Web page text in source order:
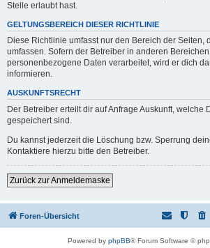
Stelle erlaubt hast.
GELTUNGSBEREICH DIESER RICHTLINIE
Diese Richtlinie umfasst nur den Bereich der Seiten,
umfassen. Sofern der Betreiber in anderen
personenbezogene Daten verarbeitet, wird er dich
informieren.
AUSKUNFTSRECHT
Der Betreiber erteilt dir auf Anfrage Auskunft, welche
gespeichert sind.
Du kannst jederzeit die Löschung bzw. Sperrung
Kontaktiere hierzu bitte den Betreiber.
Zurück zur Anmeldemaske
Foren-Übersicht
Powered by phpBB® Forum Software ©